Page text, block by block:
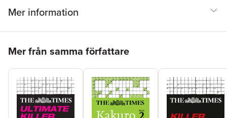
Mer information
Mer från samma författare